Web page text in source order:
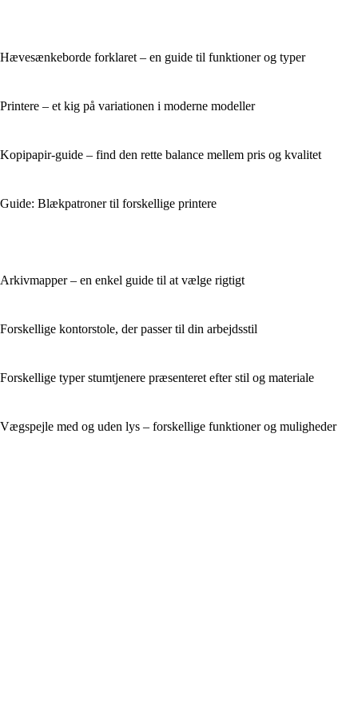
Hævesænkeborde forklaret – en guide til funktioner og typer
Printere – et kig på variationen i moderne modeller
Kopipapir-guide – find den rette balance mellem pris og kvalitet
Guide: Blækpatroner til forskellige printere
Arkivmapper – en enkel guide til at vælge rigtigt
Forskellige kontorstole, der passer til din arbejdsstil
Forskellige typer stumtjenere præsenteret efter stil og materiale
Vægspejle med og uden lys – forskellige funktioner og muligheder